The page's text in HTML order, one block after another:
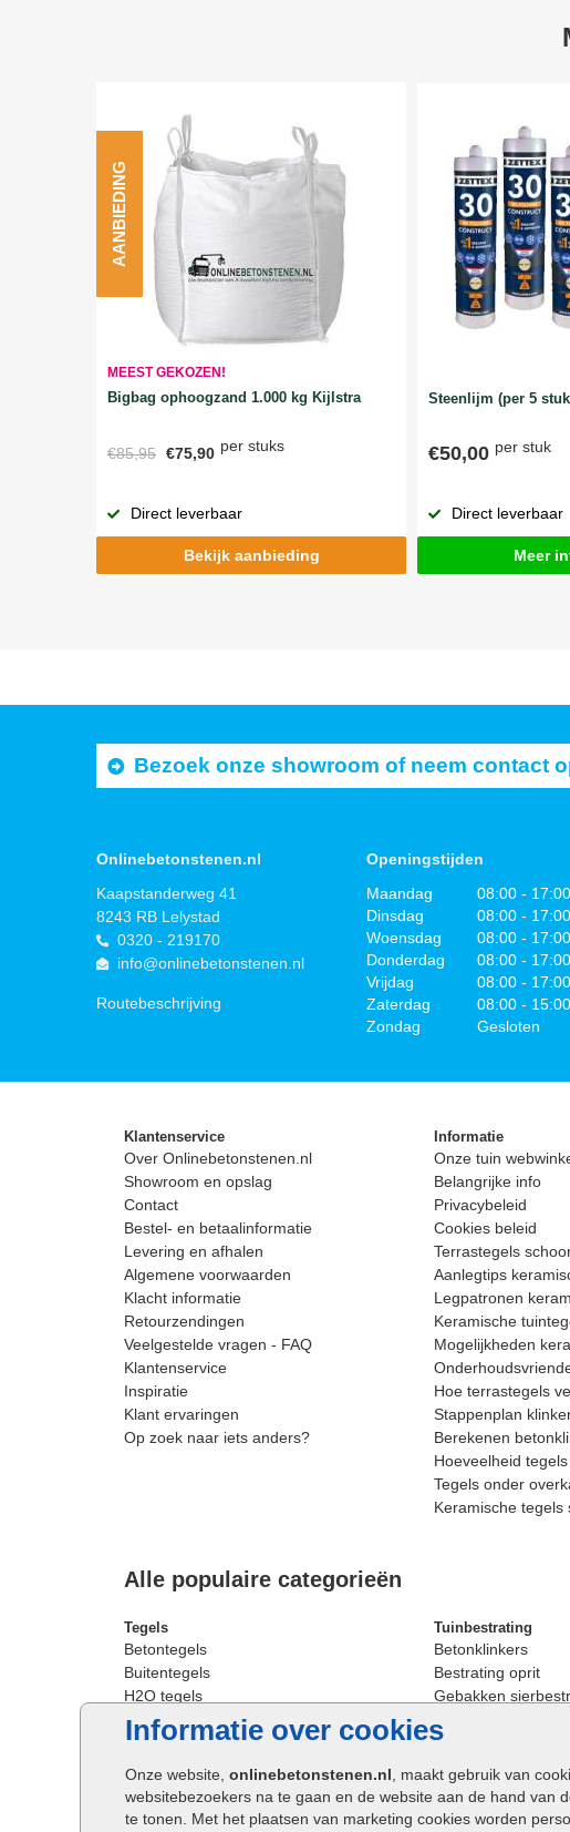
Informatie over cookies
Onze website, onlinebetonstenen.nl , maakt gebruik van
websitebezoekers na te gaan en de website aan de hand van
te tonen. Met het plaatsen van marketing cookies worden
MEEST GEKOZEN!
Bigbag ophoogzand 1.000 kg Kijlstra
€85,95 €75,90 per stuks
AANBIEDING
Direct leverbaar
Bekijk aanbieding
Steenlijm (per 5
€50,00 per stuk
Direct leverbaar
Meer
Bezoek onze showroom of neem contact
Onlinebetonstenen.nl
Kaapstanderweg 41
8243 RB Lelystad
0320 - 219170
info@onlinebetonstenen.nl
Routebeschrijving
Openingstijden
Maandag
08:00 - 17:00
Dinsdag
08:00 - 17:00
Woensdag
08:00 - 17:00
Donderdag
08:00 - 17:00
Vrijdag
08:00 - 17:00
Zaterdag
08:00 - 15:00
Zondag
Gesloten
Klantenservice
Over Onlinebetonstenen.nl
Showroom en opslag
Contact
Bestel- en betaalinformatie
Levering en afhalen
Algemene voorwaarden
Klacht informatie
Retourzendingen
Veelgestelde vragen - FAQ
Klantenservice
Inspiratie
Klant ervaringen
Op zoek naar iets anders?
Informatie
Onze tuin
Belangrijke info
Privacybeleid
Cookies beleid
Terrastegels
Aanlegtips
Legpatronen
Keramische
Mogelijkheden
Hoe terrastegels
Stappenplan
Berekenen
Hoeveelheid
Tegels onder
Keramische tegels
Alle populaire categorieën
Tegels
Betontegels
Buitentegels
H2O tegels
Keramische terrastegels
Oprit tegels
Patio tegels
Siertegels
Stoeptegels
Tuinbestrating
Betonklinkers
Bestrating oprit
Gebakken
Strakke bestrating
Straatstenen
Straatklinkers
Trommelstenen